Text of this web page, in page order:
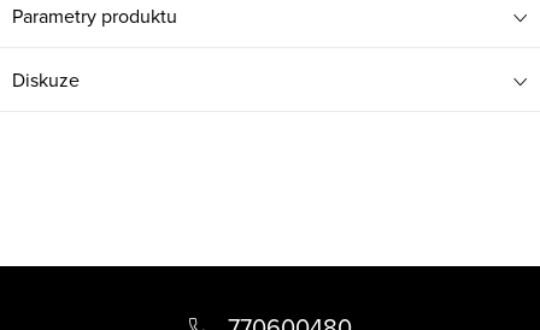
Parametry produktu
Diskuze